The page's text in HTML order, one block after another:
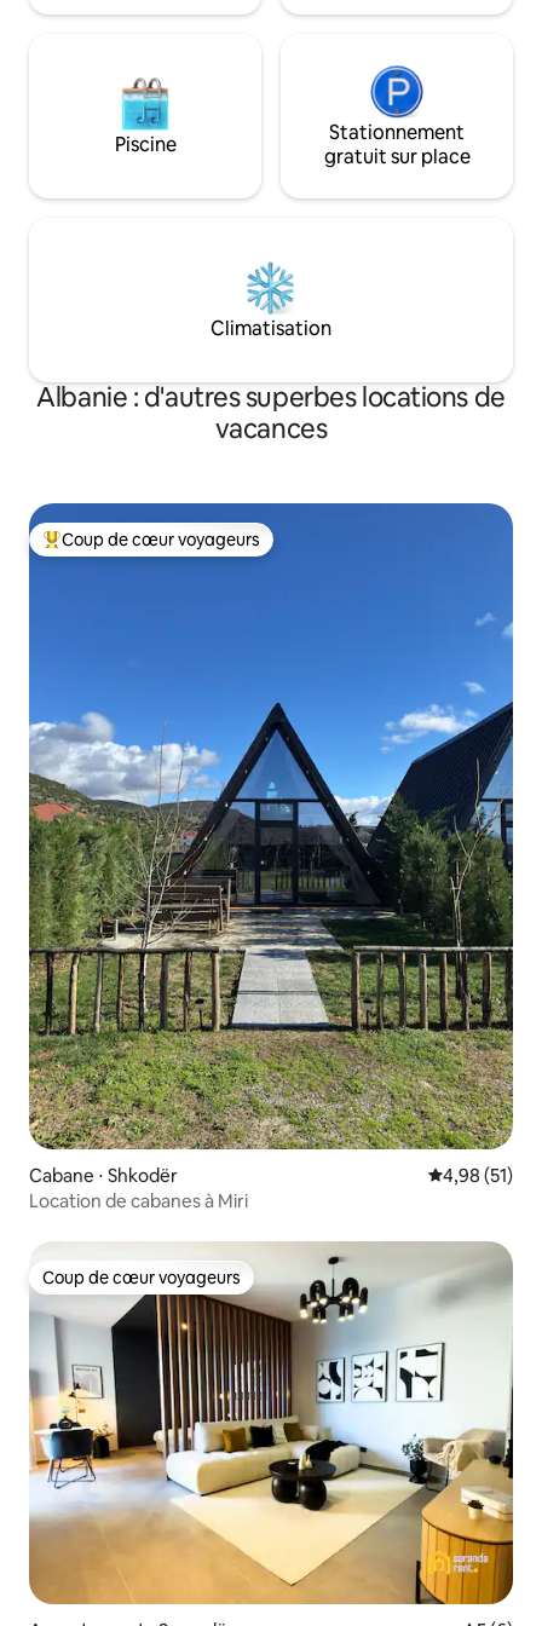
Piscine
Stationnement
gratuit sur place
Climatisation
Albanie : d'autres superbes locations de
vacances
Coups de cœur voyageurs les plus appréciés
Coup de cœur voyageurs
Cabane ⋅ Shkodër Évaluation
4,98 (51)
Location de cabanes à Miri
Coup de cœur voyageurs
Coup de cœur voyageurs